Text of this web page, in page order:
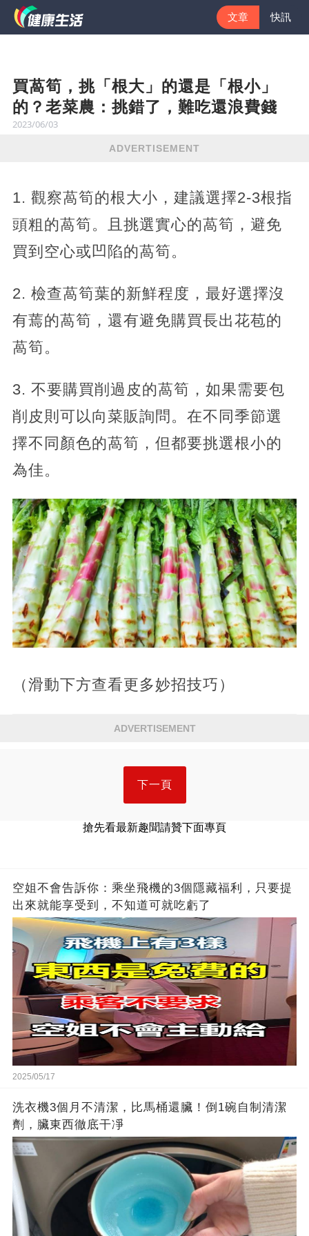
文章 快訊
買萵筍，挑「根大」的還是「根小」
的？老菜農：挑錯了，難吃還浪費錢
2023/06/03
ADVERTISEMENT
1. 觀察萵筍的根大小，建議選擇2-3根指
頭粗的萵筍。且挑選實心的萵筍，避免
買到空心或凹陷的萵筍。
2. 檢查萵筍葉的新鮮程度，最好選擇沒
有蔫的萵筍，還有避免購買長出花苞的
萵筍。
3. 不要購買削過皮的萵筍，如果需要包
削皮則可以向菜販詢問。在不同季節選
擇不同顏色的萵筍，但都要挑選根小的
為佳。
（滑動下方查看更多妙招技巧）
ADVERTISEMENT
下一頁
搶先看最新趣聞請贊下面專頁
空姐不會告訴你：乘坐飛機的3個隱藏福利，只要提
出來就能享受到，不知道可就吃虧了
2025/05/17
洗衣機3個月不清潔，比馬桶還臟！倒1碗自制清潔
劑，臟東西徹底干凈